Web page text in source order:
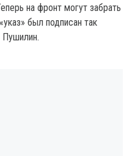
на фронт могут забрать
был подписан так